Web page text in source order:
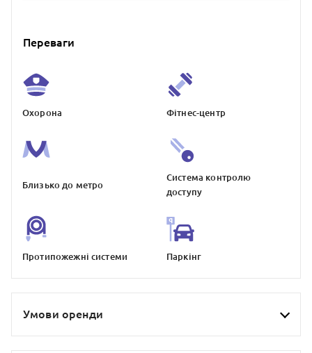
Переваги
Охорона Фітнес-центр
Близько до метро
Система контролю
доступу
Протипожежнi системи Паркiнг
Умови оренди